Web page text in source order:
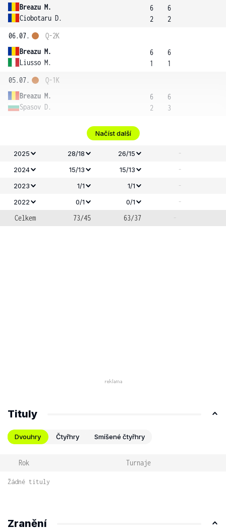
Breazu M.
Ciobotaru D.
6
2
6
2
06.07.
Breazu M.
Liusso M.
Q-2K
6
1
6
1
05.07.
Breazu M.
Spasov D.
Q-1K
6
2
6
3
Načíst další
2025 28/18 26/15 -
2024 15/13 15/13 -
2023 1/1 1/1 -
2022 0/1 0/1
-
Celkem
73/45 63/37 -
Tituly
Dvouhry Čtyřhry Smíšené čtyřhry
Rok Turnaje
Žádné tituly
Zranění